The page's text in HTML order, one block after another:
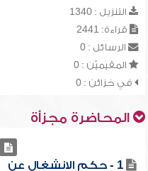
التنزيل : 1340
قراءة: 2441
الرسائل : 0
المقيميّن : 0
في خزائن : 0
المحاضرة مجزأة
1 - حكم الانشغال عن